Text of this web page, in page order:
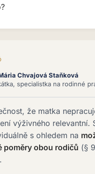
Chvajová Staňková
specialistka na rodinné
že matka
výživného relevantní.
s ohledem na
poměry obou rodičů (§